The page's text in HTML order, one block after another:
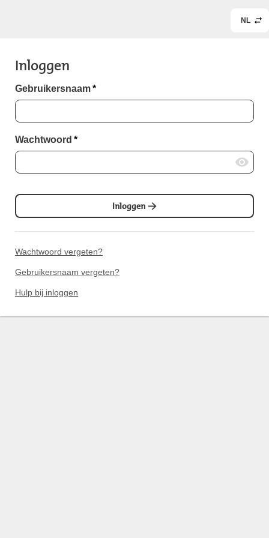
NL
Inloggen
Gebruikersnaam*
Wachtwoord *
Inloggen
Wachtwoord vergeten?
Gebruikersnaam vergeten?
Hulp bij inloggen